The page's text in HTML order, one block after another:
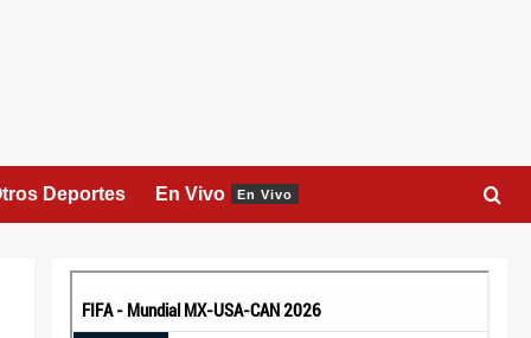
Deportes En Vivo En Vivo